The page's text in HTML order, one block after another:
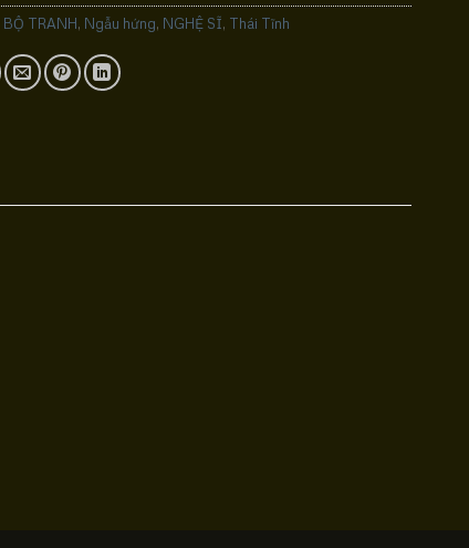
BỘ TRANH, Ngẫu hứng, NGHỆ SĨ, Thái Tĩnh